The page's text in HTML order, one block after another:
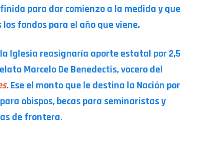
para dar comienzo a la medida y que
fondos para el año que viene.
Iglesia reasignaría aporte estatal por 2,5
Marcelo De Benedectis, vocero del
. Ese el monto que le destina la Nación por
obispos, becas para seminaristas y
de frontera.